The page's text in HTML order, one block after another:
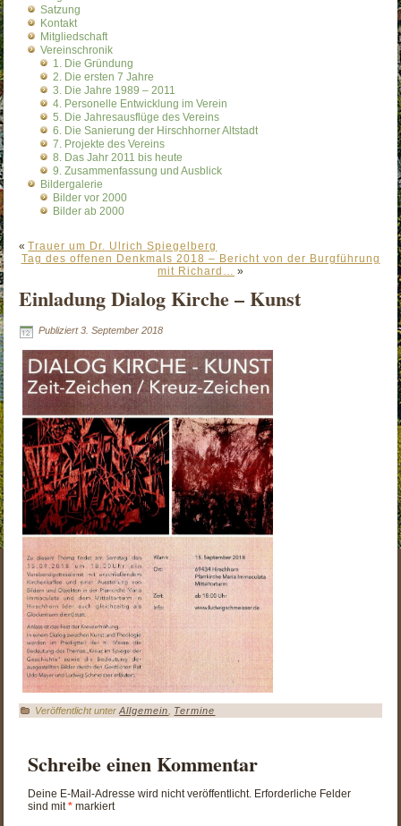
Satzung
Kontakt
Mitgliedschaft
Vereinschronik
1. Die Gründung
2. Die ersten 7 Jahre
3. Die Jahre 1989 – 2011
4. Personelle Entwicklung im Verein
5. Die Jahresausflüge des Vereins
6. Die Sanierung der Hirschhorner Altstadt
7. Projekte des Vereins
8. Das Jahr 2011 bis heute
9. Zusammenfassung und Ausblick
Bildergalerie
Bilder vor 2000
Bilder ab 2000
«Trauer um Dr. Ulrich Spiegelberg
Tag des offenen Denkmals 2018 – Bericht von der Burgführung
mit Richard… »
Einladung Dialog Kirche – Kunst
Publiziert 3. September 2018
Veröffentlicht unter Allgemein Termine
Schreibe einen Kommentar
Deine E-Mail-Adresse wird nicht veröffentlicht. Erforderliche Felder
sind mit* markiert